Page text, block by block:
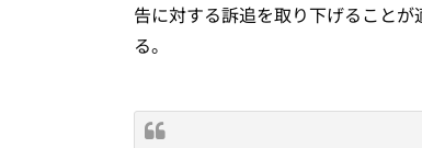
告に対する訴追を取り下げること
る。